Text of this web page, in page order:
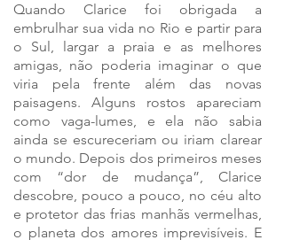
Quando Clarice foi obrigada a
embrulhar sua vida no Rio e partir para
o Sul, largar a praia e as melhores
amigas, não poderia imaginar o que
viria pela frente além das novas
paisagens. Alguns rostos apareciam
como vaga-lumes, e ela não sabia
ainda se escureceriam ou iriam clarear
o mundo. Depois dos primeiros meses
com “dor de mudança”, Clarice
descobre, pouco a pouco, no céu alto
e protetor das frias manhãs vermelhas,
o planeta dos amores imprevisíveis. E